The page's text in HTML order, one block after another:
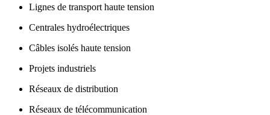
Lignes de transport haute tension
Centrales hydroélectriques
Câbles isolés haute tension
Projets industriels
Réseaux de distribution
Réseaux de télécommunication